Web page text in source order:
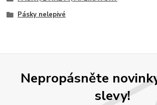
Pásky nelepivé
Nepropásněte
slevy!